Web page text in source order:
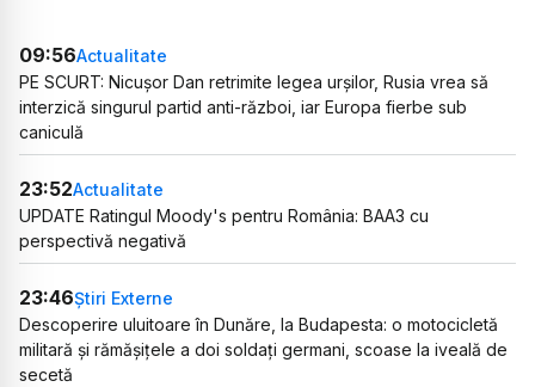
09:56Actualitate
PE SCURT: Nicușor Dan retrimite legea urșilor, Rusia vrea să
interzică singurul partid anti-război, iar Europa fierbe sub
caniculă
23:52Actualitate
UPDATE Ratingul Moody's pentru România: BAA3 cu
perspectivă negativă
23:46Știri Externe
Descoperire uluitoare în Dunăre, la Budapesta: o motocicletă
militară și rămășițele a doi soldați germani, scoase la iveală de
secetă